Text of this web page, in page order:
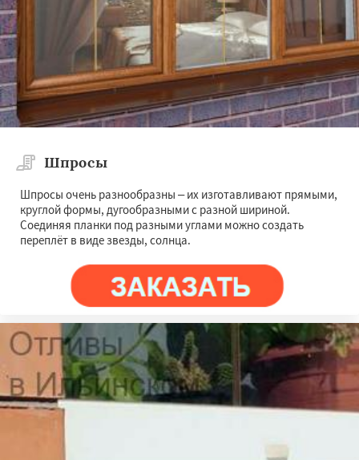
Шпросы
Шпросы очень разнообразны – их изготавливают прямыми,
круглой формы, дугообразными с разной шириной.
Соединяя планки под разными углами можно создать
переплёт в виде звезды, солнца.